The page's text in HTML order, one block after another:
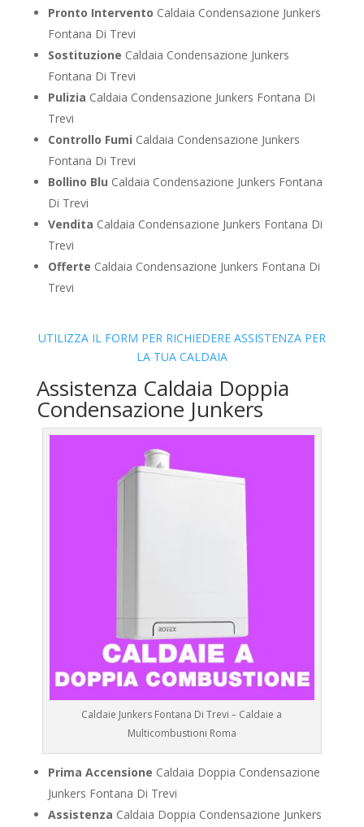
Pronto Intervento Caldaia Condensazione Junkers
Fontana Di Trevi
Sostituzione Caldaia Condensazione Junkers
Fontana Di Trevi
Pulizia Caldaia Condensazione Junkers Fontana Di
Trevi
Controllo Fumi Caldaia Condensazione Junkers
Fontana Di Trevi
Bollino Blu Caldaia Condensazione Junkers Fontana
Di Trevi
Vendita Caldaia Condensazione Junkers Fontana Di
Trevi
Offerte Caldaia Condensazione Junkers Fontana Di
Trevi
UTILIZZA IL FORM PER RICHIEDERE ASSISTENZA PER
LA TUA CALDAIA
Assistenza Caldaia Doppia
Condensazione Junkers
Caldaie Junkers Fontana Di Trevi – Caldaie a
Multicombustioni Roma
Prima Accensione Caldaia Doppia Condensazione
Junkers Fontana Di Trevi
Assistenza Caldaia Doppia Condensazione Junkers